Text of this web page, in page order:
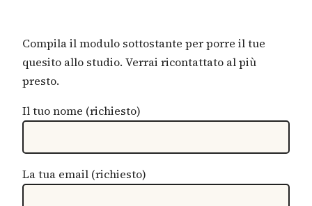
Compila il modulo sottostante per porre il tue
quesito allo studio. Verrai ricontattato al più
presto.
Il tuo nome (richiesto)
La tua email (richiesto)